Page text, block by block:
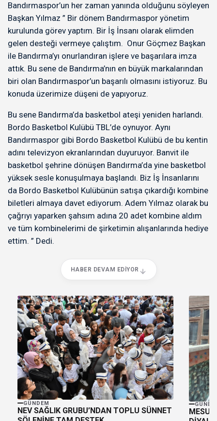
Bandırmaspor’un her zaman yanında olduğunu söyleyen
Başkan Yılmaz ” Bir dönem Bandırmaspor yönetim
kurulunda görev yaptım. Bir İş İnsanı olarak elimden
gelen desteği vermeye çalıştım. Onur Göçmez Başkan
ile Bandırma’yı onurlandıran işlere ve başarılara imza
attık. Bu sene de Bandırma’nın en büyük markalarından
biri olan Bandırmaspor’un başarılı olmasını istiyoruz. Bu
konuda üzerimize düşeni de yapıyoruz.
Bu sene Bandırma’da basketbol ateşi yeniden harlandı.
Bordo Basketbol Kulübü TBL’de oynuyor. Aynı
Bandırmaspor gibi Bordo Basketbol Kulübü de bu kentin
adını televizyon ekranlarından duyuruyor. Banvit ile
basketbol şehrine dönüşen Bandırma’da yine basketbol
yüksek sesle konuşulmaya başlandı. Biz İş İnsanlarını
da Bordo Basketbol Kulübünün satışa çıkardığı kombine
biletleri almaya davet ediyorum. Adem Yılmaz olarak bu
çağrıyı yaparken şahsım adına 20 adet kombine aldım
ve tüm kombinelerimi de şirketimin alışanlarında hediye
ettim. ” Dedi.
HABER DEVAM EDIYOR
GÜNDEM
NEV SAĞLIK GRUBU’NDAN TOPLU SÜNNET